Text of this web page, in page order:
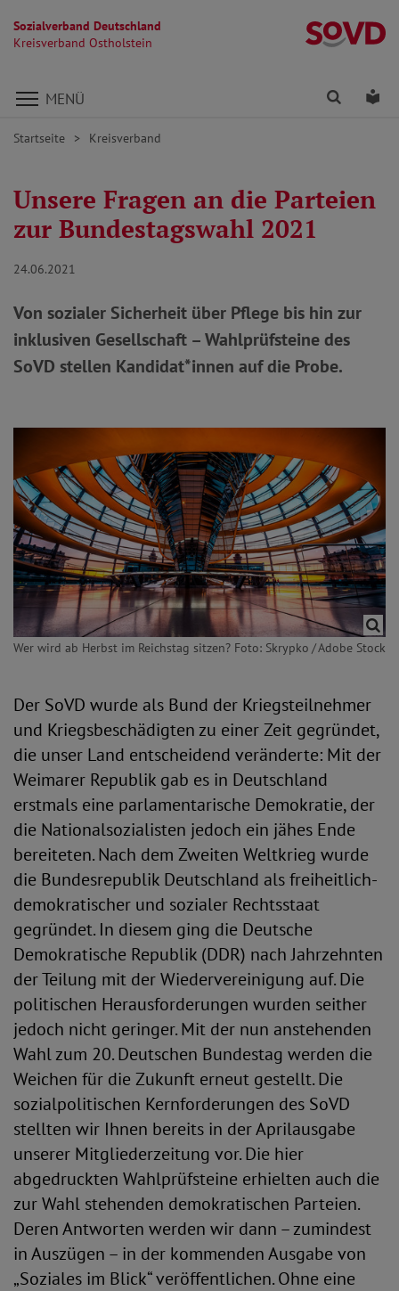
Sozialverband Deutschland
Kreisverband Ostholstein
Direkt zu den Inhalten springen
MENÜ Finden
Startseite Kreisverband
Unsere Fragen an die Parteien
zur Bundestagswahl 2021
24.06.2021
Von sozialer Sicherheit über Pflege bis hin zur
inklusiven Gesellschaft – Wahlprüfsteine des
SoVD stellen Kandidat*innen auf die Probe.
Wer wird ab Herbst im Reichstag sitzen? Foto: Skrypko / Adobe Stock
Der SoVD wurde als Bund der Kriegsteilnehmer
und Kriegsbeschädigten zu einer Zeit gegründet,
die unser Land entscheidend veränderte: Mit der
Weimarer Republik gab es in Deutschland
erstmals eine parlamentarische Demokratie, der
die Nationalsozialisten jedoch ein jähes Ende
bereiteten. Nach dem Zweiten Weltkrieg wurde
die Bundesrepublik Deutschland als freiheitlich-
demokratischer und sozialer Rechtsstaat
gegründet. In diesem ging die Deutsche
Demokratische Republik (DDR) nach Jahrzehnten
der Teilung mit der Wiedervereinigung auf. Die
politischen Herausforderungen wurden seither
jedoch nicht geringer. Mit der nun anstehenden
Wahl zum 20. Deutschen Bundestag werden die
Weichen für die Zukunft erneut gestellt. Die
sozialpolitischen Kernforderungen des SoVD
stellten wir Ihnen bereits in der Aprilausgabe
unserer Mitgliederzeitung vor. Die hier
abgedruckten Wahlprüfsteine erhielten auch die
zur Wahl stehenden demokratischen Parteien.
Deren Antworten werden wir dann – zumindest
in Auszügen – in der kommenden Ausgabe von
„Soziales im Blick“ veröffentlichen. Ohne eine